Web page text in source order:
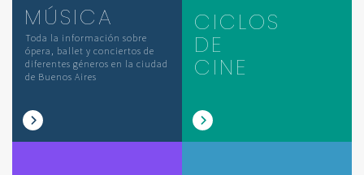
MÚSICA
Toda la información sobre
ópera, ballet y conciertos de
diferentes géneros en la ciudad
de Buenos Aires
CICLOS
DE
CINE